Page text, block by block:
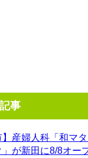
事
】産婦人科「和マ
」が新田に8/8オー